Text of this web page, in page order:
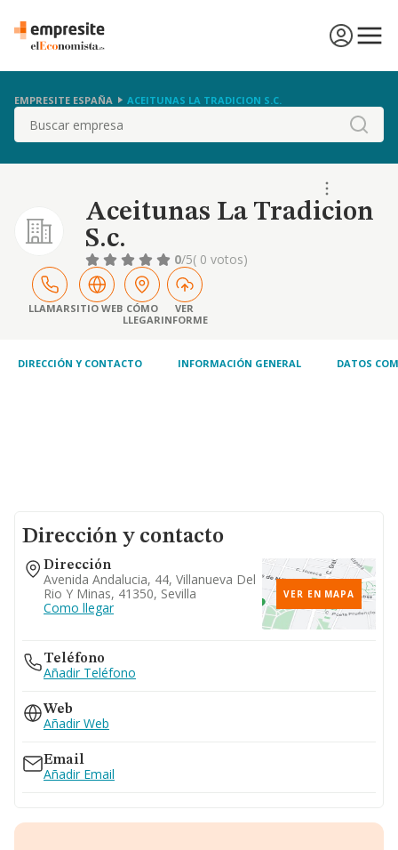
EMPRESITE ESPAÑA ACEITUNAS LA TRADICION S.C.
Buscar
Aceitunas La Tradicion
S.c.
0/5( 0 votos)
LLAMARSITIO WEB CÓMO
LLEGAR
VER
INFORME
DIRECCIÓN Y CONTACTO INFORMACIÓN GENERAL DATOS
Dirección y contacto
Dirección
Avenida Andalucia, 44, Villanueva Del
Rio Y Minas, 41350, Sevilla
Como llegar
VER EN MAPA
Teléfono
Añadir Teléfono
Web
Añadir Web
Email
Añadir Email